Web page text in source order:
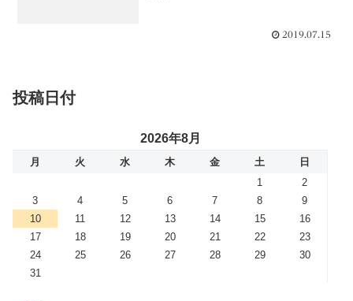
2019.07.15
投稿日付
2026年8月
月 火 水 木 金 土
日
1
2
3
4 5 6 7 8
9
10
11 12 13 14 15
16
17
18 19 20 21 22
23
24
25 26 27 28 29
30
31